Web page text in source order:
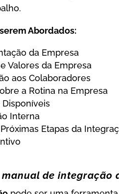
Abordados:
da Empresa
Valores da Empresa
aos Colaboradores
a Rotina na Empresa
Interna
Etapas da
de integração